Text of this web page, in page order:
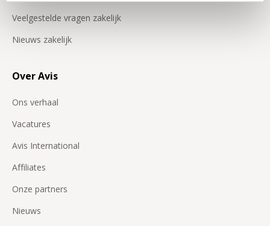
Veelgestelde vragen zakelijk
Nieuws zakelijk
Over Avis
Ons verhaal
Vacatures
Avis International
Affiliates
Onze partners
Nieuws